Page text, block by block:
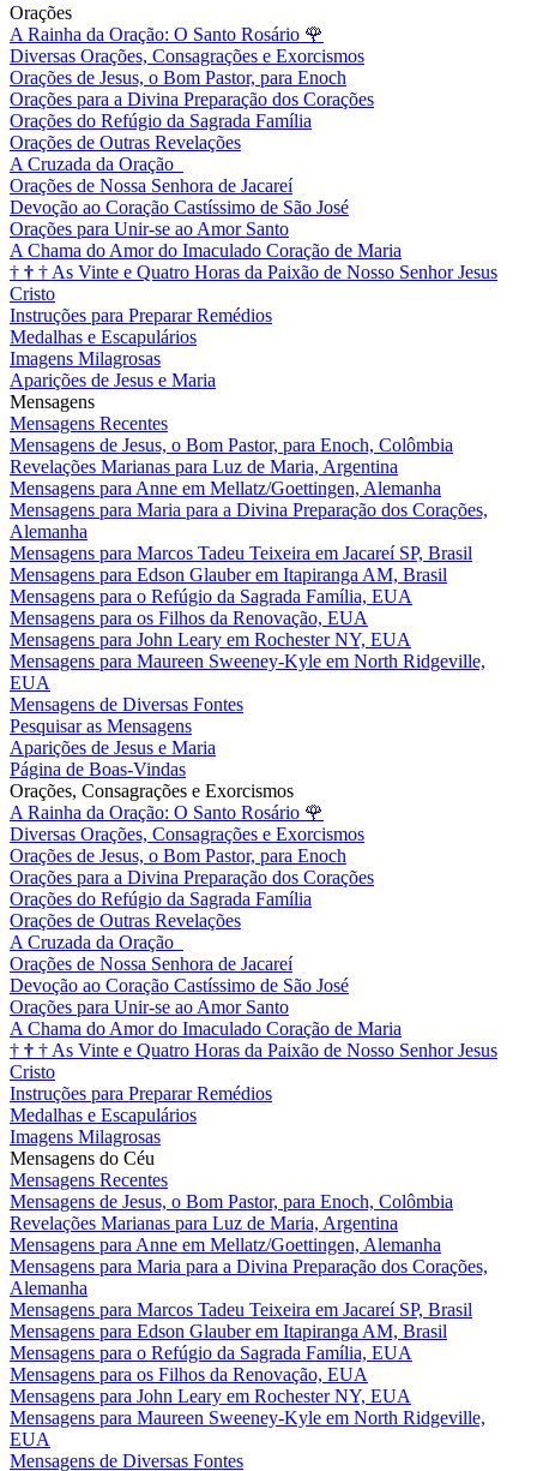
Orações
A Rainha da Oração: O Santo Rosário 🌹
Diversas Orações, Consagrações e Exorcismos
Orações de Jesus, o Bom Pastor, para Enoch
Orações para a Divina Preparação dos Corações
Orações do Refúgio da Sagrada Família
Orações de Outras Revelações
A Cruzada da Oração
Orações de Nossa Senhora de Jacareí
Devoção ao Coração Castíssimo de São José
Orações para Unir-se ao Amor Santo
A Chama do Amor do Imaculado Coração de Maria
† † † As Vinte e Quatro Horas da Paixão de Nosso Senhor Jesus
Cristo
Instruções para Preparar Remédios
Medalhas e Escapulários
Imagens Milagrosas
Aparições de Jesus e Maria
Mensagens
Mensagens Recentes
Mensagens de Jesus, o Bom Pastor, para Enoch, Colômbia
Revelações Marianas para Luz de Maria, Argentina
Mensagens para Anne em Mellatz/Goettingen, Alemanha
Mensagens para Maria para a Divina Preparação dos Corações,
Alemanha
Mensagens para Marcos Tadeu Teixeira em Jacareí SP, Brasil
Mensagens para Edson Glauber em Itapiranga AM, Brasil
Mensagens para o Refúgio da Sagrada Família, EUA
Mensagens para os Filhos da Renovação, EUA
Mensagens para John Leary em Rochester NY, EUA
Mensagens para Maureen Sweeney-Kyle em North Ridgeville,
EUA
Mensagens de Diversas Fontes
Pesquisar as Mensagens
Aparições de Jesus e Maria
Página de Boas-Vindas
Orações, Consagrações e Exorcismos
A Rainha da Oração: O Santo Rosário 🌹
Diversas Orações, Consagrações e Exorcismos
Orações de Jesus, o Bom Pastor, para Enoch
Orações para a Divina Preparação dos Corações
Orações do Refúgio da Sagrada Família
Orações de Outras Revelações
A Cruzada da Oração
Orações de Nossa Senhora de Jacareí
Devoção ao Coração Castíssimo de São José
Orações para Unir-se ao Amor Santo
A Chama do Amor do Imaculado Coração de Maria
† † † As Vinte e Quatro Horas da Paixão de Nosso Senhor Jesus
Cristo
Instruções para Preparar Remédios
Medalhas e Escapulários
Imagens Milagrosas
Mensagens do Céu
Mensagens Recentes
Mensagens de Jesus, o Bom Pastor, para Enoch, Colômbia
Revelações Marianas para Luz de Maria, Argentina
Mensagens para Anne em Mellatz/Goettingen, Alemanha
Mensagens para Maria para a Divina Preparação dos Corações,
Alemanha
Mensagens para Marcos Tadeu Teixeira em Jacareí SP, Brasil
Mensagens para Edson Glauber em Itapiranga AM, Brasil
Mensagens para o Refúgio da Sagrada Família, EUA
Mensagens para os Filhos da Renovação, EUA
Mensagens para John Leary em Rochester NY, EUA
Mensagens para Maureen Sweeney-Kyle em North Ridgeville,
EUA
Mensagens de Diversas Fontes